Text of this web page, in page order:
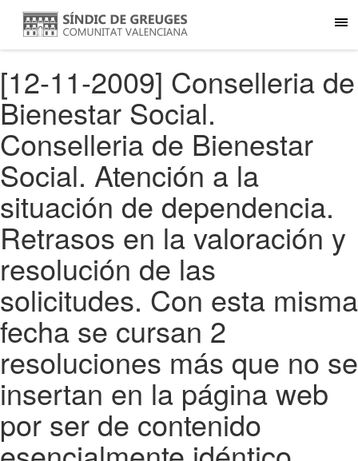
[12-11-2009] Conselleria de
Bienestar Social.
Conselleria de Bienestar
Social. Atención a la
situación de dependencia.
Retrasos en la valoración y
resolución de las
solicitudes. Con esta misma
fecha se cursan 2
resoluciones más que no se
insertan en la página web
por ser de contenido